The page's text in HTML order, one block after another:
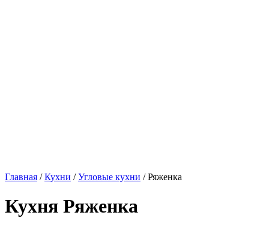
Главная /Кухни /Угловые кухни / Ряженка
Кухня Ряженка